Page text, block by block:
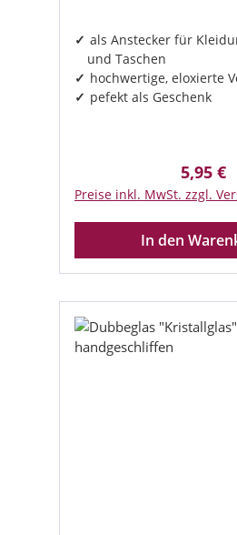
als Anstecker für
und Taschen
hochwertige, eloxierte
pefekt als Geschenk
5,95 €
Preise inkl. MwSt. zzgl.
In den